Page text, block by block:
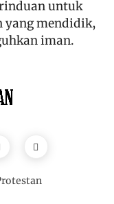
untuk
mendidik,
iman.